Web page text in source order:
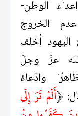
الوطن-
الخروج
أخلف
عزّ وجلّ
وادّعاءً
﴿أَلَمْ تَرَ إِلَى